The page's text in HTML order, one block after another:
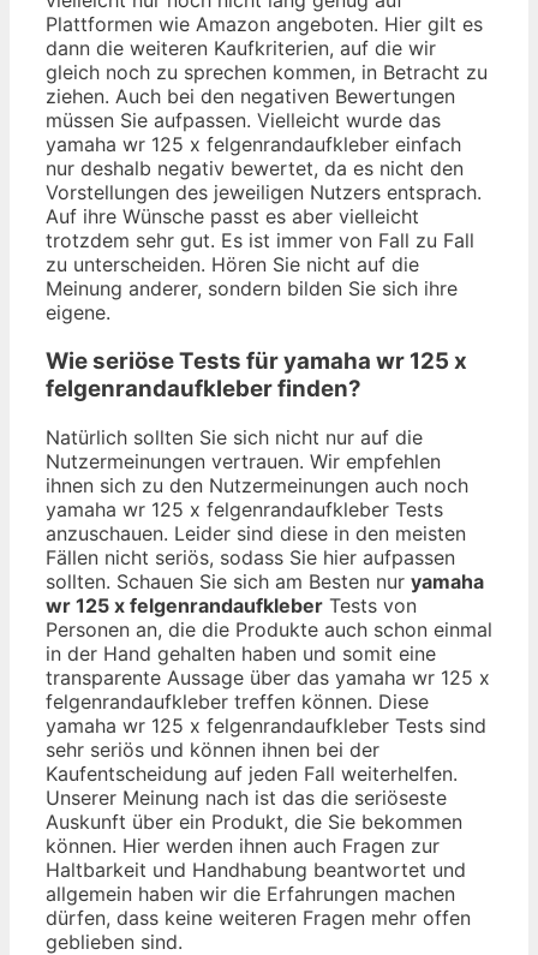
Plattformen wie Amazon angeboten. Hier gilt es
dann die weiteren Kaufkriterien, auf die wir
gleich noch zu sprechen kommen, in Betracht zu
ziehen. Auch bei den negativen Bewertungen
müssen Sie aufpassen. Vielleicht wurde das
yamaha wr 125 x felgenrandaufkleber einfach
nur deshalb negativ bewertet, da es nicht den
Vorstellungen des jeweiligen Nutzers entsprach.
Auf ihre Wünsche passt es aber vielleicht
trotzdem sehr gut. Es ist immer von Fall zu Fall
zu unterscheiden. Hören Sie nicht auf die
Meinung anderer, sondern bilden Sie sich ihre
eigene.
Wie seriöse Tests für yamaha wr 125 x
felgenrandaufkleber finden?
Natürlich sollten Sie sich nicht nur auf die
Nutzermeinungen vertrauen. Wir empfehlen
ihnen sich zu den Nutzermeinungen auch noch
yamaha wr 125 x felgenrandaufkleber Tests
anzuschauen. Leider sind diese in den meisten
Fällen nicht seriös, sodass Sie hier aufpassen
sollten. Schauen Sie sich am Besten nur yamaha
wr 125 x felgenrandaufkleber Tests von
Personen an, die die Produkte auch schon einmal
in der Hand gehalten haben und somit eine
transparente Aussage über das yamaha wr 125 x
felgenrandaufkleber treffen können. Diese
yamaha wr 125 x felgenrandaufkleber Tests sind
sehr seriös und können ihnen bei der
Kaufentscheidung auf jeden Fall weiterhelfen.
Unserer Meinung nach ist das die seriöseste
Auskunft über ein Produkt, die Sie bekommen
können. Hier werden ihnen auch Fragen zur
Haltbarkeit und Handhabung beantwortet und
allgemein haben wir die Erfahrungen machen
dürfen, dass keine weiteren Fragen mehr offen
geblieben sind.